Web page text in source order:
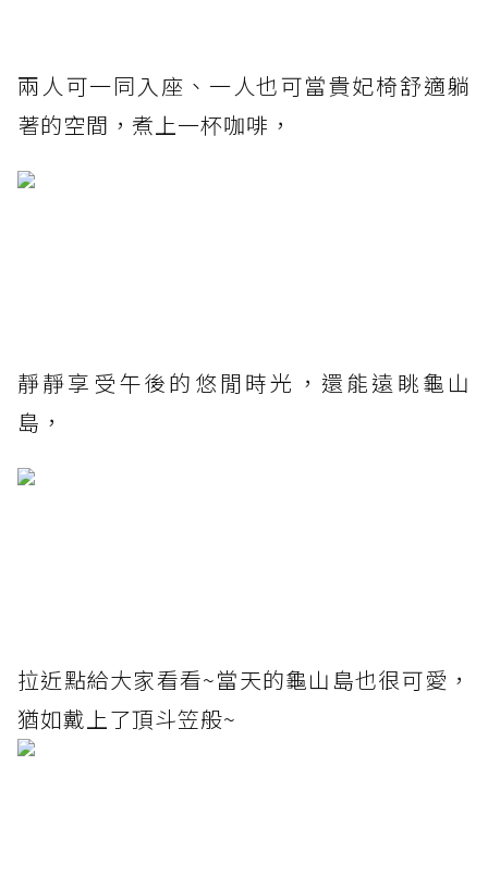
兩人可一同入座、一人也可當貴妃椅舒適躺
著的空間，煮上一杯咖啡，
靜靜享受午後的悠閒時光，還能遠眺龜山
島，
拉近點給大家看看~當天的龜山島也很可愛，
猶如戴上了頂斗笠般~